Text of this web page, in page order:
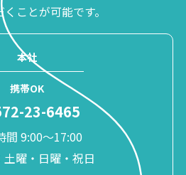
ことが可能です。
本社
携帯OK
23-6465
間 9:00〜17:00
土曜・日曜・祝日